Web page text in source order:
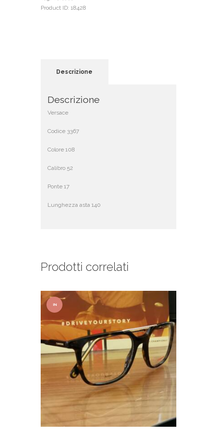
Product ID: 18428
Descrizione
Descrizione
Versace
Codice 3367
Colore 108
Calibro 52
Ponte 17
Lunghezza asta 140
Prodotti correlati
IN